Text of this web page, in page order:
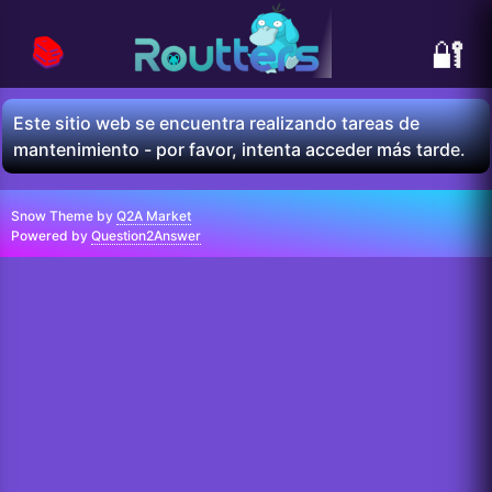
🔐
📚
Este sitio web se encuentra realizando tareas de
mantenimiento - por favor, intenta acceder más tarde.
Snow Theme by Q2A Market
Powered by Question2Answer